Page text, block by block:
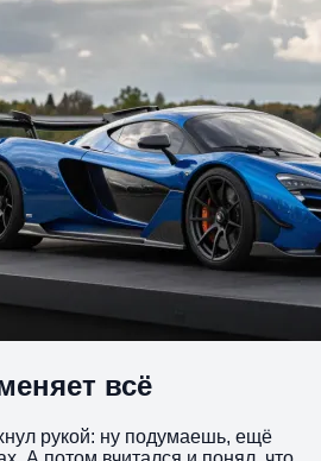
всё
рукой: ну подумаешь, ещё